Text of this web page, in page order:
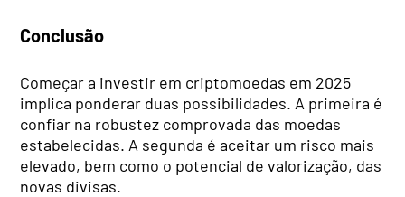
Conclusão
Começar a investir em criptomoedas em 2025
implica ponderar duas possibilidades. A primeira é
confiar na robustez comprovada das moedas
estabelecidas. A segunda é aceitar um risco mais
elevado, bem como o potencial de valorização, das
novas divisas.